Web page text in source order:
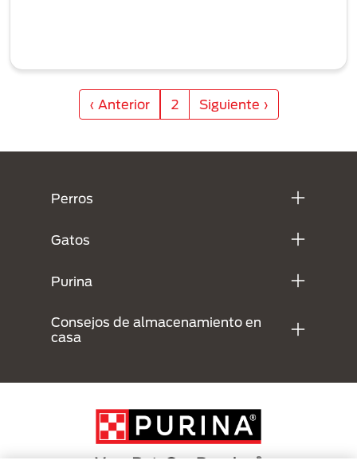
PaginaciónPágina anterior
‹ Anterior 2 Siguiente página
Siguiente ›
Perros
Gatos
Purina
Consejos de almacenamiento en
casa